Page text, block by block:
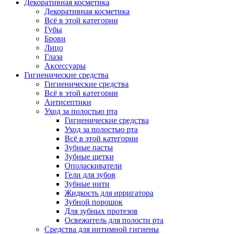
Декоративная косметика
Декоративная косметика
Всё в этой категории
Губы
Брови
Лицо
Глаза
Аксессуары
Гигиенические средства
Гигиенические средства
Всё в этой категории
Антисептики
Уход за полостью рта
Гигиенические средства
Уход за полостью рта
Всё в этой категории
Зубные пасты
Зубные щетки
Ополаскиватели
Гели для зубов
Зубные нити
Жидкость для ирригатора
Зубной порошок
Для зубных протезов
Освежитель для полости рта
Средства для интимной гигиены